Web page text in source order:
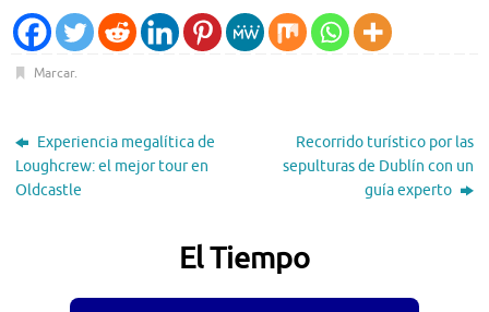
Marcar.
Experiencia megalítica de
Loughcrew: el mejor tour en
Oldcastle
Recorrido turístico por las
sepulturas de Dublín con un
guía experto
El Tiempo